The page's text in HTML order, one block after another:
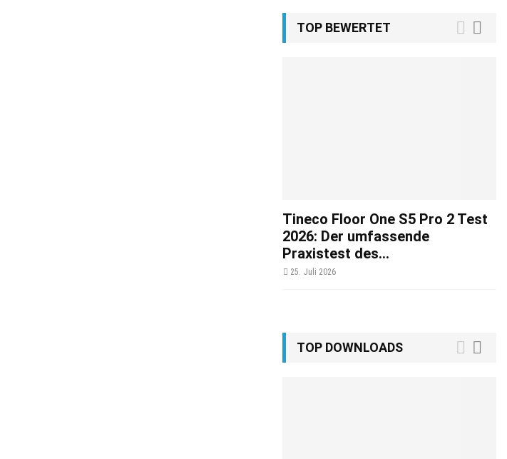
TOP BEWERTET
Tineco Floor One S5 Pro 2 Test
2026: Der umfassende
Praxistest des...
25. Juli 2026
TOP DOWNLOADS